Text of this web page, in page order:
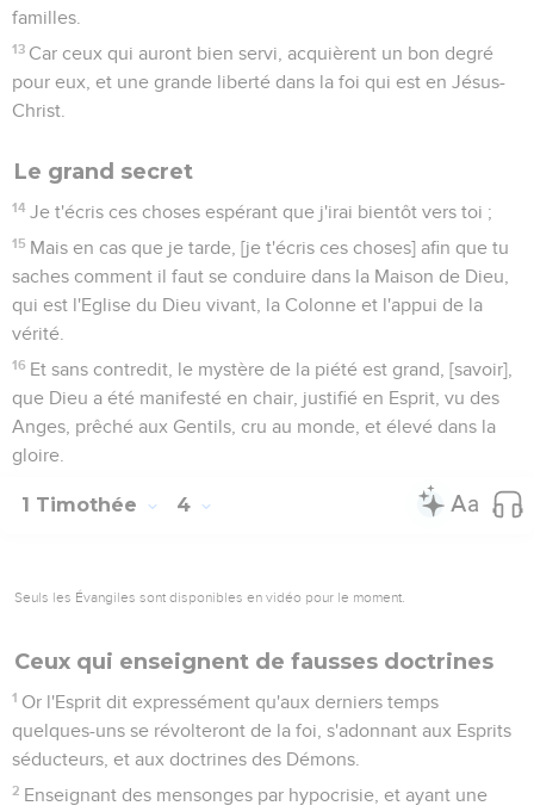
familles.
13 Car ceux qui auront bien servi, acquièrent un bon degré
pour eux, et une grande liberté dans la foi qui est en Jésus-
Christ.
Le grand secret
14 Je t'écris ces choses espérant que j'irai bientôt vers toi ;
15 Mais en cas que je tarde, [je t'écris ces choses] afin que tu
saches comment il faut se conduire dans la Maison de Dieu,
qui est l'Eglise du Dieu vivant, la Colonne et l'appui de la
vérité.
16 Et sans contredit, le mystère de la piété est grand, [savoir],
que Dieu a été manifesté en chair, justifié en Esprit, vu des
Anges, prêché aux Gentils, cru au monde, et élevé dans la
gloire.
1 Timothée 4
Seuls les Évangiles sont disponibles en vidéo pour le moment.
Ceux qui enseignent de fausses doctrines
1 Or l'Esprit dit expressément qu'aux derniers temps
quelques-uns se révolteront de la foi, s'adonnant aux Esprits
séducteurs, et aux doctrines des Démons.
2 Enseignant des mensonges par hypocrisie, et ayant une